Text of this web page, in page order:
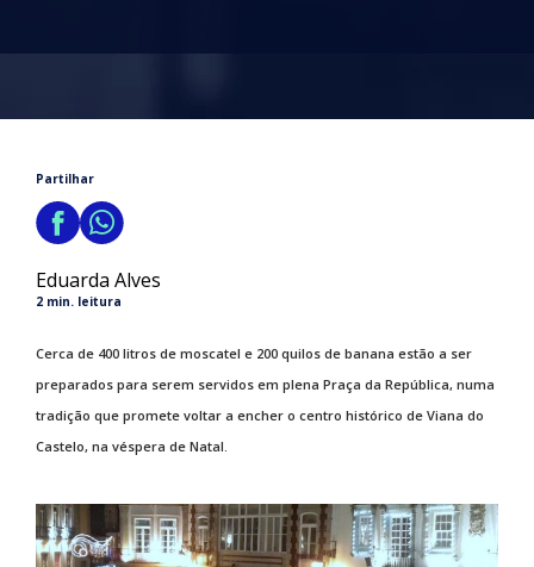
Partilhar
Eduarda Alves
2 min. leitura
Cerca de 400 litros de moscatel e 200 quilos de banana estão a ser
preparados para serem servidos em plena Praça da República, numa
tradição que promete voltar a encher o centro histórico de Viana do
Castelo, na véspera de Natal.